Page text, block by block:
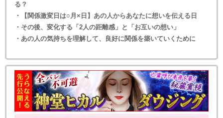
る？
・【関係激変日は○月×日】あの人からあなたに想いを伝える日
・その後、変化する「2人の距離感」と「お互いの想い」
・あの人の気持ちを理解して、良好に関係を築いていくために